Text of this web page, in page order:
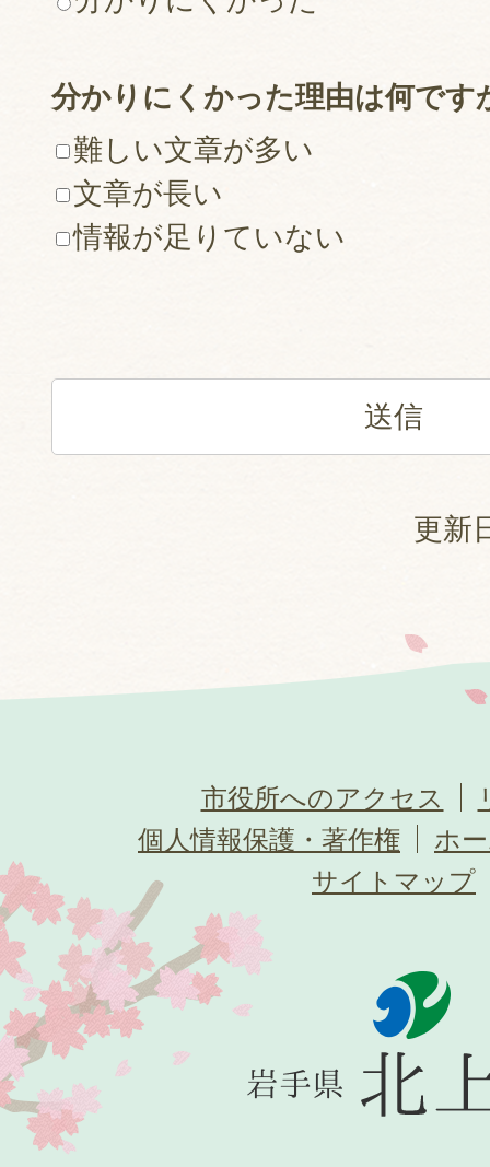
分かりにくかった理由は何です
難しい文章が多い
文章が長い
情報が足りていない
更新
市役所へのアクセス
個人情報保護・著作権
ホ
サイトマップ